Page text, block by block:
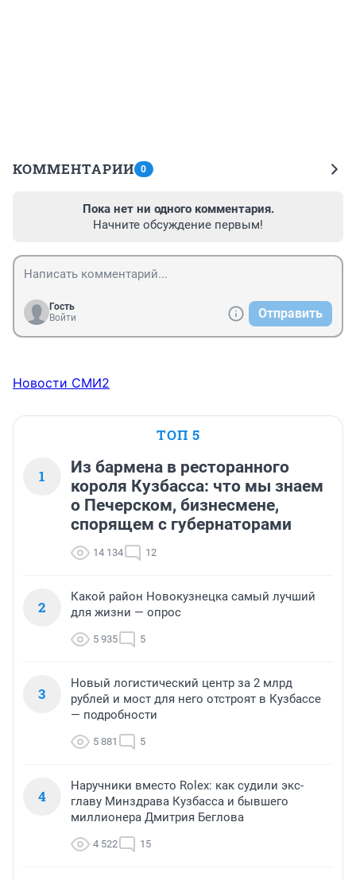
КОММЕНТАРИИ 0
Пока нет ни одного комментария.
Начните обсуждение первым!
Гость
Войти
Отправить
Новости СМИ2
ТОП 5
1
Из бармена в ресторанного
короля Кузбасса: что мы знаем
о Печерском, бизнесмене,
спорящем с губернаторами
14 134 12
2
Какой район Новокузнецка самый лучший
для жизни — опрос
5 935 5
3
Новый логистический центр за 2 млрд
рублей и мост для него отстроят в Кузбассе
— подробности
5 881 5
4
Наручники вместо Rolex: как судили экс-
главу Минздрава Кузбасса и бывшего
миллионера Дмитрия Беглова
4 522 15